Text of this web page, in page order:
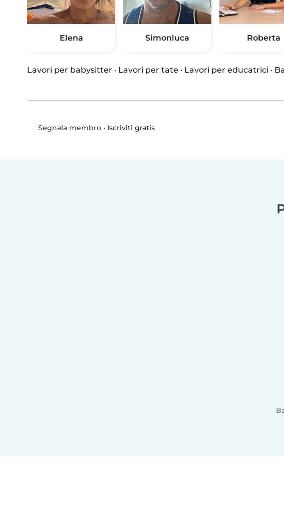
Elena Simonluca Roberta
Lavori per babysitter · Lavori per tate · Lavori per educatrici ·
Segnala membro• Iscriviti gratis